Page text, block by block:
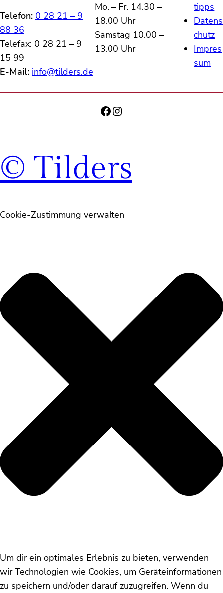
Telefon: 0 28 21 – 9
88 36
Telefax: 0 28 21 – 9
15 99
E-Mail: info@tilders.de
Mo. – Fr. 14.30 –
18.00 Uhr
Samstag 10.00 –
13.00 Uhr
tipps
Datens
chutz
Impres
sum
Facebook
Instagram
© Tilders
Cookie-Zustimmung verwalten
Um dir ein optimales Erlebnis zu bieten, verwenden
wir Technologien wie Cookies, um Geräteinformationen
zu speichern und/oder darauf zuzugreifen. Wenn du